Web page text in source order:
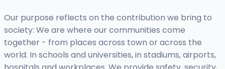
Our purpose reflects on the contribution we bring to
society: We are where our communities come
together - from places across town or across the
world. In schools and universities, in stadiums, airports,